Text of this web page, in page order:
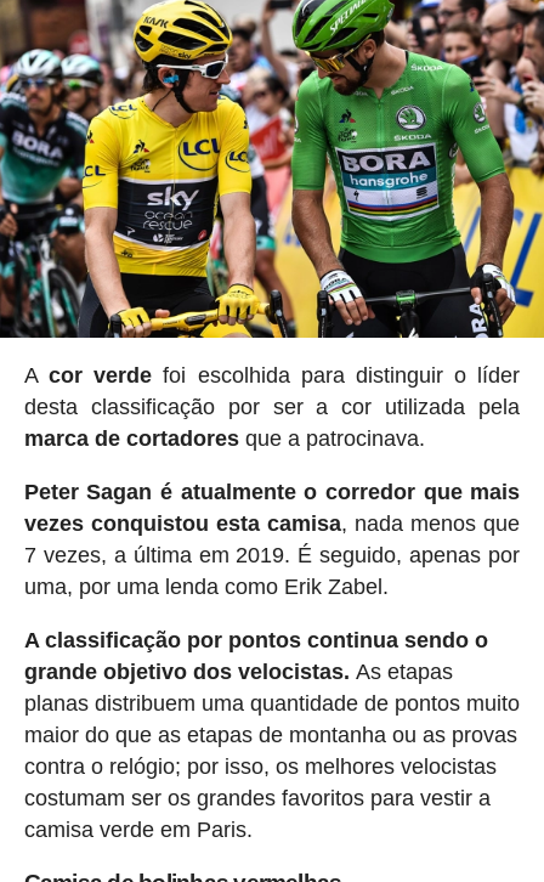
A cor verde foi escolhida para distinguir o líder
desta classificação por ser a cor utilizada pela
marca de cortadoresque a patrocinava.
Peter Sagan é atualmente o corredor que mais
vezes conquistou esta camisa, nada menos que
7 vezes, a última em 2019. É seguido, apenas por
uma, por uma lenda como Erik Zabel.
A classificação por pontos continua sendo o
grande objetivo dos velocistas. As etapas
planas distribuem uma quantidade de pontos muito
maior do que as etapas de montanha ou as provas
contra o relógio; por isso, os melhores velocistas
costumam ser os grandes favoritos para vestir a
camisa verde em Paris.